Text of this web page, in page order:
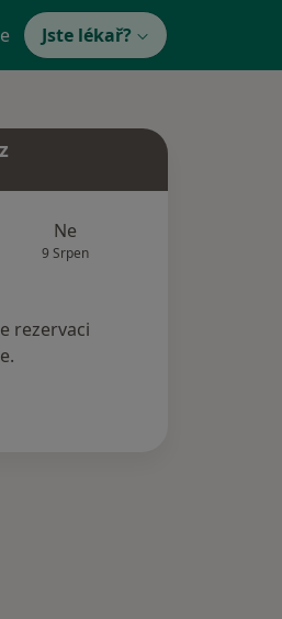
Jste lékař?
Ne
9 Srpen
rezervaci